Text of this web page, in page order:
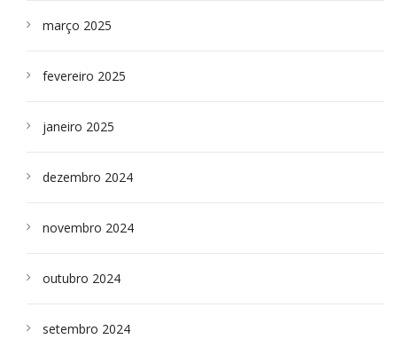
março 2025
fevereiro 2025
janeiro 2025
dezembro 2024
novembro 2024
outubro 2024
setembro 2024